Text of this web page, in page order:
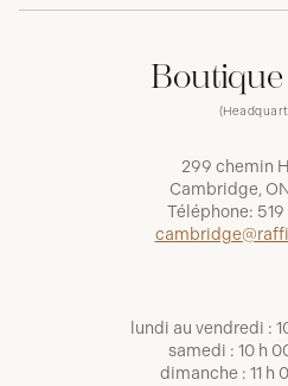
299 chemin
Cambridge,
Téléphone:
lundi au vendredi :
samedi : 10 h
dimanche : 11 h